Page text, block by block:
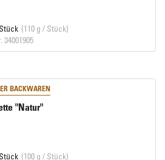
(110 g / Stück)
BACKWAREN
"Natur"
(100 g / Stück)